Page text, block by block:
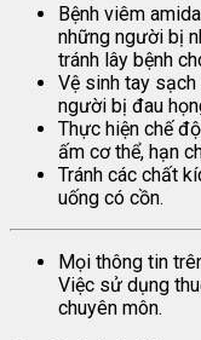
Bệnh viêm
những người bị
tránh lây bệnh
Vệ sinh tay
người bị đau
Thực hiện chế
ấm cơ thể, hạn
Tránh các chất
uống có cồn.
Mọi thông tin
Việc sử dụng
chuyên môn.